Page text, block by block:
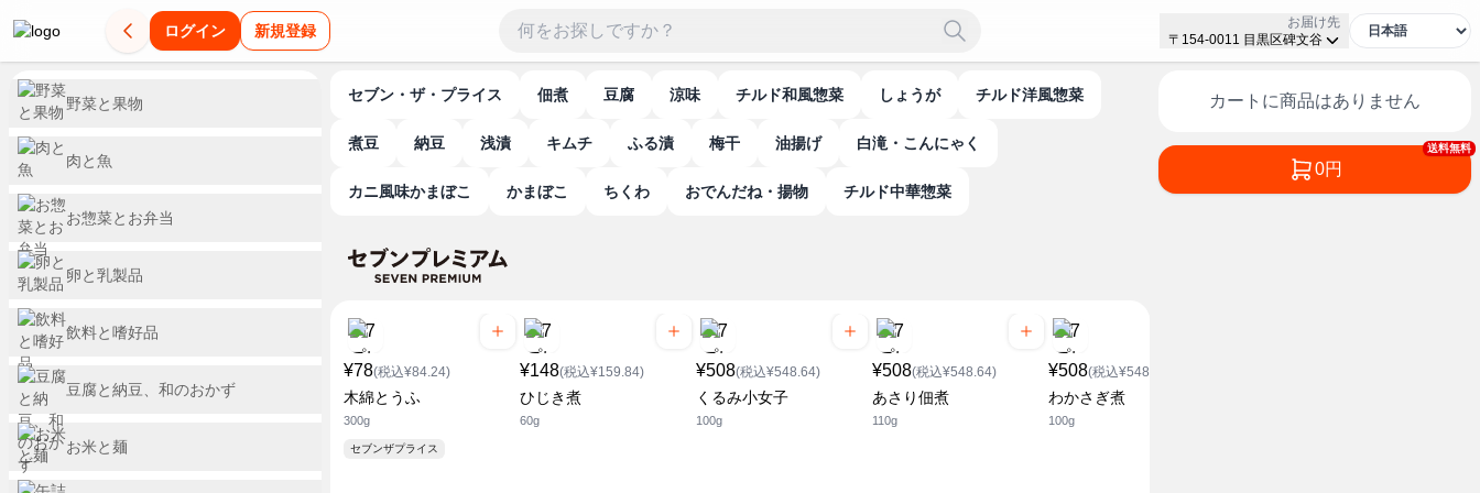
ログイン 新規登録
お届け先
〒154-0011 目黒区碑文谷
セブン・ザ・プライス 佃煮 豆腐 涼味 チルド和風惣菜 しょうが チルド洋風惣菜
煮豆 納豆 浅漬 キムチ ふる漬 梅干 油揚げ 白滝・こんにゃく
カニ風味かまぼこ かまぼこ ちくわ おでんだね・揚物 チルド中華惣菜
¥78(税込¥84.24)
木綿とうふ
300g
セブンザプライス
¥148(税込¥159.84)
ひじき煮
60g
¥508(税込¥548.64)
くるみ小女子
100g
¥508(税込¥548.64)
あさり佃煮
110g
¥508(税込¥548.64)
わかさぎ煮
100g
カートに商品はありません
送料無料
0円
野菜と果物
肉と魚
お惣菜とお弁当
卵と乳製品
飲料と嗜好品
豆腐と納豆、和のおかず
お米と麺